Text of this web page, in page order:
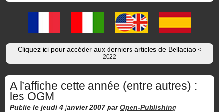
Cliquez ici pour accéder aux derniers articles de Bellaciao <
2022
A l’affiche cette année (entre autres) :
les OGM
Publie le jeudi 4 janvier 2007par Open-Publishing